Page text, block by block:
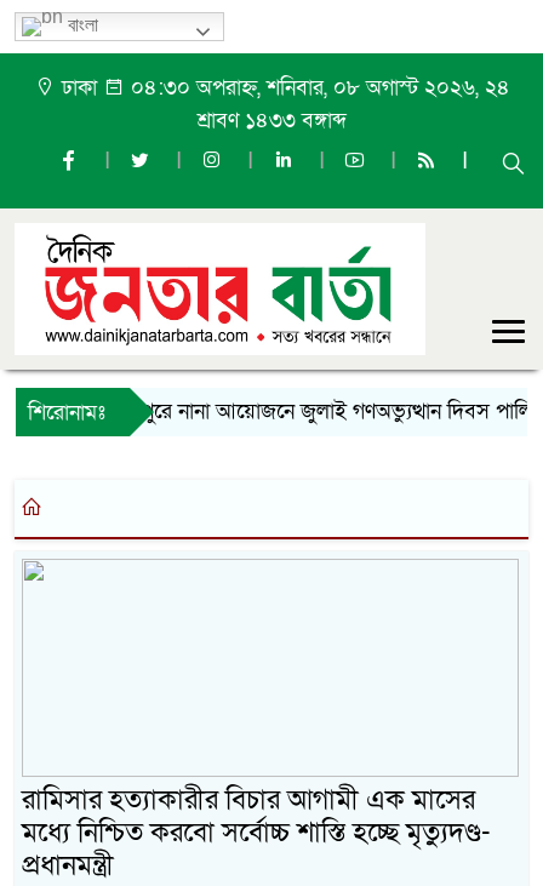
বাংলা
ঢাকা
০৪:৩০ অপরাহ্ন, শনিবার, ০৮ অগাস্ট ২০২৬, ২৪
শ্রাবণ ১৪৩৩ বঙ্গাব্দ
শিরোনামঃফুলপুরে নানা আয়োজনে জুলাই গণঅভ্যুত্থান দিবস পালিত
রামিসার হত্যাকারীর বিচার আগামী এক মাসের
মধ্যে নিশ্চিত করবো সর্বোচ্চ শাস্তি হচ্ছে মৃত্যুদণ্ড-
প্রধানমন্ত্রী